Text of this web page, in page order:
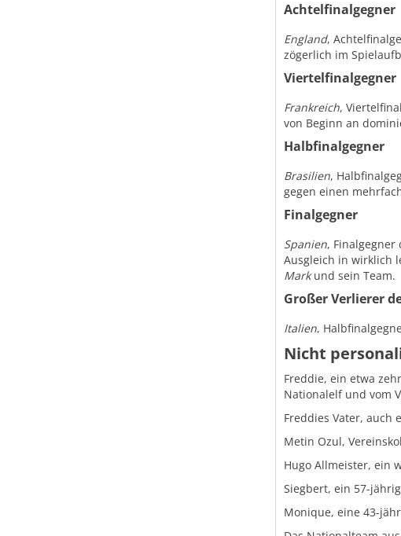
Achtelfinalgegner
England,
zögerlich im
Viertelfinalgegner
Frankreich,
von Beginn an
Halbfinalgegner
Brasilien,
gegen einen
Finalgegner
Spanien, Finalgegner
Ausgleich in wirklich
Markund sein Team.
Großer Verlierer
Italien,
Nicht
Freddie, ein etwa
Nationalelf und vom
Freddies Vater, auch
Metin Ozul,
Hugo Allmeister, ein
Siegbert, ein 57-
Monique, eine 43-